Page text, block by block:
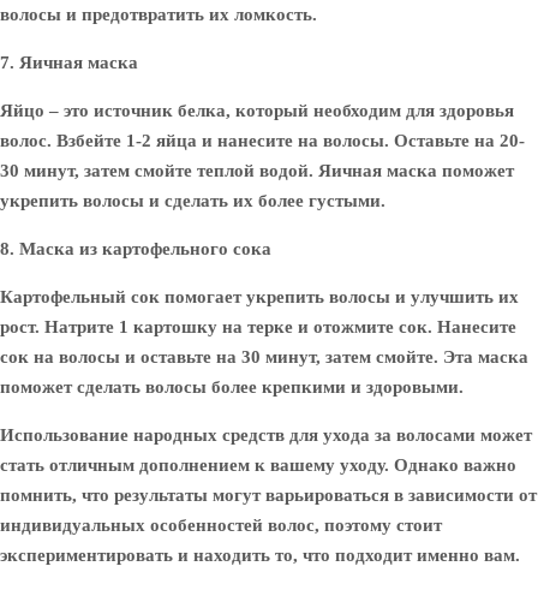
волосы и предотвратить их ломкость.
7. Яичная маска
Яйцо – это источник белка, который необходим для здоровья
волос. Взбейте 1-2 яйца и нанесите на волосы. Оставьте на 20-
30 минут, затем смойте теплой водой. Яичная маска поможет
укрепить волосы и сделать их более густыми.
8. Маска из картофельного сока
Картофельный сок помогает укрепить волосы и улучшить их
рост. Натрите 1 картошку на терке и отожмите сок. Нанесите
сок на волосы и оставьте на 30 минут, затем смойте. Эта маска
поможет сделать волосы более крепкими и здоровыми.
Использование народных средств для ухода за волосами может
стать отличным дополнением к вашему уходу. Однако важно
помнить, что результаты могут варьироваться в зависимости от
индивидуальных особенностей волос, поэтому стоит
экспериментировать и находить то, что подходит именно вам.